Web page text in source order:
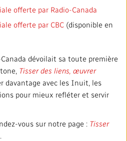
artificielle
publique
CBC STRATÉGIE
L’ACCESSIBILITÉ
offerte par Radio-Canada
offerte par CBC (disponible en
dévoilait sa toute première
Tisser des liens, œuvrer
davantage avec les Inuit, les
pour mieux refléter et servir
vous sur notre page : Tisser
.